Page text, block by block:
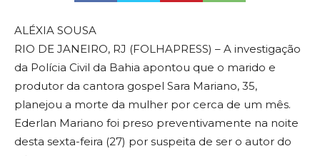
ALÉXIA SOUSA
RIO DE JANEIRO, RJ (FOLHAPRESS) – A investigação
da Polícia Civil da Bahia apontou que o marido e
produtor da cantora gospel Sara Mariano, 35,
planejou a morte da mulher por cerca de um mês.
Ederlan Mariano foi preso preventivamente na noite
desta sexta-feira (27) por suspeita de ser o autor do